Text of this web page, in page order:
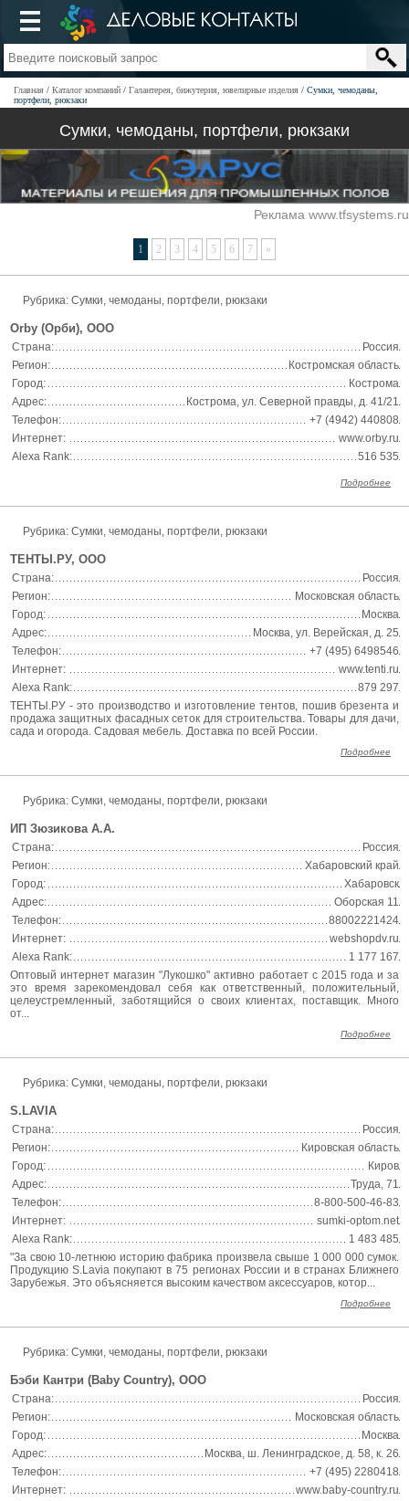
Главная Каталог компаний Галантерея, бижутерия, ювелирные изделия
Сумки, чемоданы,
портфели, рюкзаки
Сумки, чемоданы, портфели, рюкзаки
Реклама www.tfsystems.ru
1 2 3 4 5 6 7 »
Рубрика: Сумки, чемоданы, портфели, рюкзаки
Оrby (Орби), ООО
Страна:
Россия
Регион:
Костромская область
Город:
Кострома
Адрес:
Кострома, ул. Северной правды, д. 41/21
Телефон:
+7 (4942) 440808
Интернет:
www.orby.ru
Alexa Rank:
516 535
Подробнее
Рубрика: Сумки, чемоданы, портфели, рюкзаки
ТЕНТЫ.РУ, ООО
Страна:
Россия
Регион:
Московская область
Город:
Москва
Адрес:
Москва, ул. Верейская, д. 25
Телефон:
+7 (495) 6498546
Интернет:
www.tenti.ru
Alexa Rank:
879 297
ТЕНТЫ.РУ - это производство и изготовление тентов, пошив брезента и
продажа защитных фасадных сеток для строительства. Товары для дачи,
сада и огорода. Садовая мебель. Доставка по всей России.
Подробнее
Рубрика: Сумки, чемоданы, портфели, рюкзаки
ИП Зюзикова А.А.
Страна:
Россия
Регион:
Хабаровский край
Город:
Хабаровск
Адрес:
Оборская 11
Телефон:
88002221424
Интернет:
webshopdv.ru
Alexa Rank:
1 177 167
Оптовый интернет магазин "Лукошко" активно работает с 2015 года и за
это время зарекомендовал себя как ответственный, положительный,
целеустремленный, заботящийся о своих клиентах, поставщик. Много
от...
Подробнее
Рубрика: Сумки, чемоданы, портфели, рюкзаки
S.LAVIA
Страна:
Россия
Регион:
Кировская область
Город:
Киров
Адрес:
Труда, 71
Телефон:
8-800-500-46-83
Интернет:
sumki-optom.net
Alexa Rank:
1 483 485
"За свою 10-летнюю историю фабрика произвела свыше 1 000 000 сумок.
Продукцию S.Lavia покупают в 75 регионах России и в странах Ближнего
Зарубежья. Это объясняется высоким качеством аксессуаров, котор...
Подробнее
Рубрика: Сумки, чемоданы, портфели, рюкзаки
Бэби Кантри (Baby Country), ООО
Страна:
Россия
Регион:
Московская область
Город:
Москва
Адрес:
Москва, ш. Ленинградское, д. 58, к. 26
Телефон:
+7 (495) 2280418
Интернет:
www.baby-country.ru